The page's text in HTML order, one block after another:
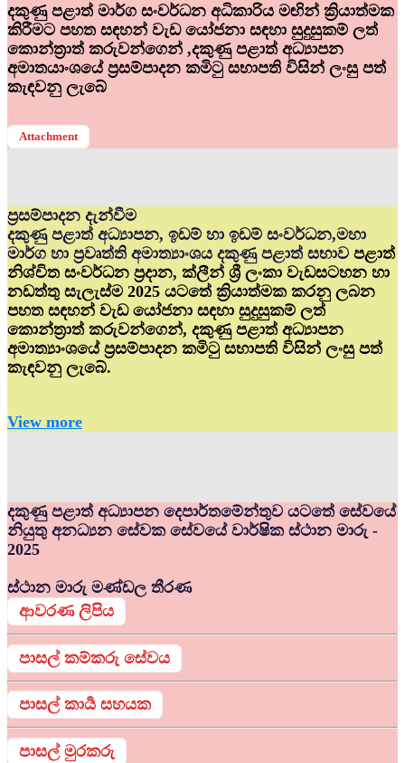
දකුණු පළාත් මාර්ග සංවර්ධන අධිකාරිය මඟින් ක්‍රියාත්මක
කිරීමට පහත සඳහන් වැඩ යෝජනා සඳහා සුදුසුකම් ලත්
කොන්ත්‍රාත් කරුවන්ගෙන් ,දකුණු පළාත් අධ්‍යාපන
අමාතයාංශයේ ප්‍රසම්පාදන කමිටු සභාපති විසින් ලංසු පත්
කැඳවනු ලැබේ
Attachment
ප්‍රසම්පාදන දැන්වීම
දකුණු පළාත් අධ්‍යාපන, ඉඩම් හා ඉඩම් සංවර්ධන,මහා
මාර්ග හා ප්‍රවෘත්ති අමාත්‍යාංශය දකුණු පළාත් සභාව පළාත්
නිශ්චිත සංවර්ධන ප්‍රදාන, ක්ලීන් ශ්‍රී ලංකා වැඩසටහන හා
නඩත්තු සැලැස්ම 2025 යටතේ ක්‍රියාත්මක කරනු ලබන
පහත සඳහන් වැඩ යෝජනා සඳහා සුදුසුකම් ලත්
කොන්ත්‍රාත් කරුවන්ගෙන්, දකුණු පළාත් අධ්‍යාපන
අමාත්‍යාංශයේ ප්‍රසම්පාදන කමිටු සභාපති විසින් ලංසු පත්
කැඳවනු ලැබේ.
View more
දකුණු පළාත් අධ්‍යාපන දෙපාර්තමේන්තුව යටතේ සේවයේ
නියුතු අනධ්‍යන සේවක සේවයේ වාර්ෂික ස්ථාන මාරු -
2025
ස්ථාන මාරු මණ්ඩල තීරණ
ආවරණ ලිපිය
පාසල් කම්කරු සේවය
පාසල් කාර්‍ය සහයක
පාසල් මුරකරු